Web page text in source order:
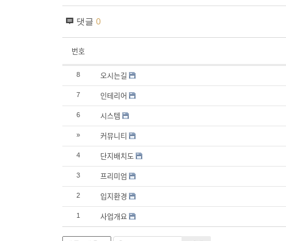
댓글 0
번호
8 오시는길
7 인테리어
6 시스템
» 커뮤니티
4 단지배치도
3 프리미엄
2 입지환경
1 사업개요